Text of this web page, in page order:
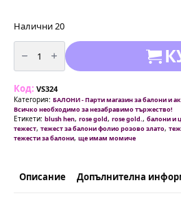
Налични 20
количество
за
Тежест
за
от
фолио
"Розово
Злато
"
-
145
Код: VS324
Категория: БАЛОНИ - Парти магазин за балони и
Всичко необходимо за незабравимо тържество!
Етикети: blush hen, rose gold, rose gold., балони и
тежест, тежест за балони фолио розово злато,
тежести за балони, ще имам момиче
Описание Допълнителна